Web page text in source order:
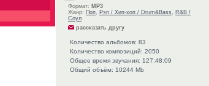
Формат: MP3
Жанр: Поп, Рэп / Хип-хоп / Drum&Bass , R&B /
Соул
рассказать другу
Количество альбомов: 83
Количество композиций: 2050
Общее время звучания: 127:48:09
Общий объём: 10244 Mb